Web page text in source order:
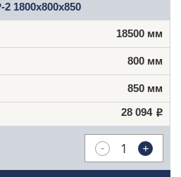
1800х800х850
18500 мм
800 мм
850 мм
28 094 Р
- +